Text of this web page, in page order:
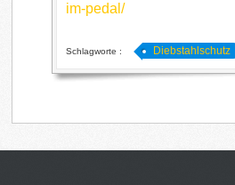
im-pedal/
Schlagworte : Diebstahlschutz